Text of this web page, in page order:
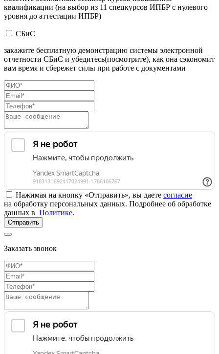
квалификации (на выбор из 11 спецкурсов ИПБР с нулевого
уровня до аттестации ИПБР)
СБиС
закажите бесплатную демонстрацию системы электронной
отчетности СБиС и убедитесь(посмотрите), как она сэкономит
вам время и сбережет силы при работе с документами
Нажимая на кнопку «Отправить», вы даете согласие
на обработку персональных данных. Подробнее об обработке
данных в Политике.
Отправить
Заказать звонок